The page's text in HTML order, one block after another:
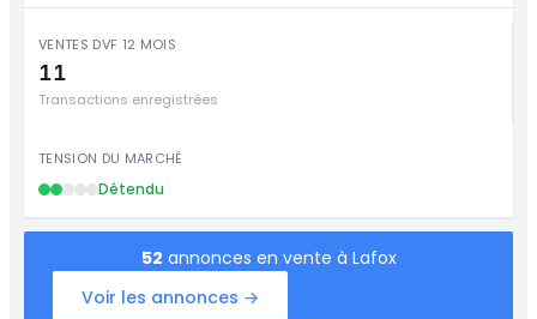
VENTES DVF 12 MOIS
11
Transactions enregistrées
TENSION DU MARCHÉ
Détendu
52 annonces en vente à Lafox
Voir les annonces →